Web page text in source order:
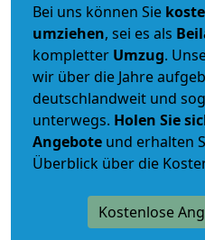
Bei uns können Sie
umziehen, sei es als
kompletter Umzug.
wir über die Jahre
deutschlandweit und
unterwegs. Holen Sie
Angebote und erhalten
Überblick über die
Kostenlose